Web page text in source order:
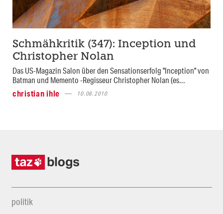
Schmähkritik (347): Inception und
Christopher Nolan
Das US-Magazin Salon über den Sensationserfolg "Inception" von
Batman und Memento -Regisseur Christopher Nolan (es...
christian ihle
10.08.2010
politik